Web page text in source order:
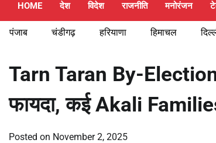
HOME देश विदेश राजनीति मनोरंजन
पंजाब चंडीगढ़ हरियाणा हिमाचल
Tarn Taran By-
फायदा, कई Akali
Posted on November 2, 2025